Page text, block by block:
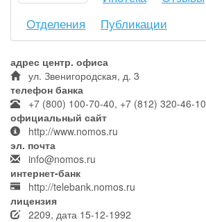
Отделения
Публикации
адрес центр. офиса
ул. Звенигородская, д. 3
телефон банка
+7 (800) 100-70-40, +7 (812) 320-46-10
официальный сайт
http://www.nomos.ru
эл. почта
info@nomos.ru
интернет-банк
http://telebank.nomos.ru
лицензия
2209, дата 15-12-1992